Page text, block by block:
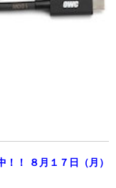
！ ８月１７日（月）